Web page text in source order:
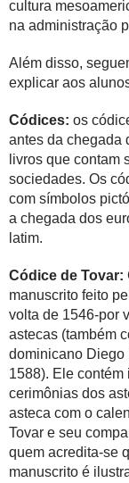
cultura
na administração
Além disso,
explicar aos
Códices: os
antes da chegada
livros que contam
sociedades. Os
com símbolos
a chegada dos
latim.
Códice de Tovar:
manuscrito feito
volta de 1546-por
astecas (também
dominicano Diego
1588). Ele
cerimônias dos
asteca com o
Tovar e seu
quem acredita-se
manuscrito é